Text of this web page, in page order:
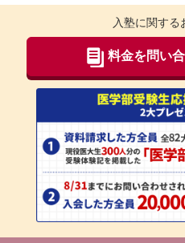
入塾に関する
料金を問い